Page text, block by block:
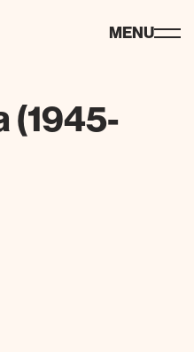
MENU
(1945-